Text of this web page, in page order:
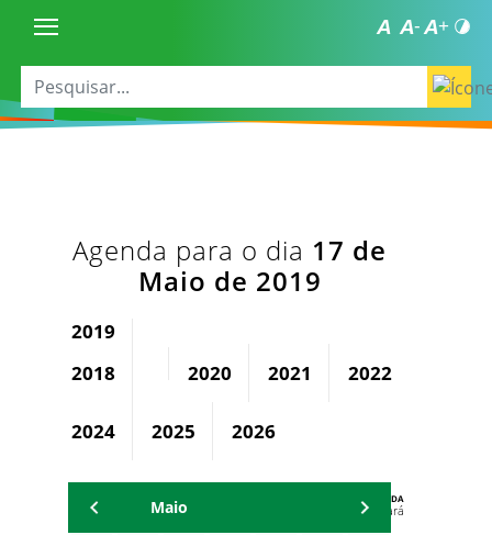
Agenda para o dia 17 de
Maio de 2019
2019
2018
2020 2021 2022
2024 2025 2026
AGENDA
Polícia Militar do Ceará
Maio